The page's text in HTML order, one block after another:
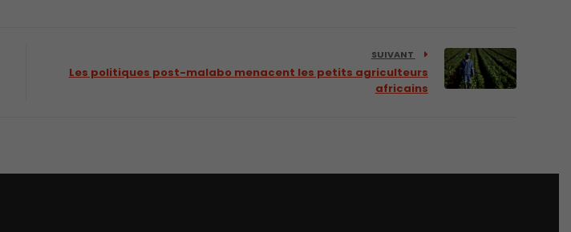
SUIVANT
Les politiques post-malabo menacent les petits agriculteurs
africains